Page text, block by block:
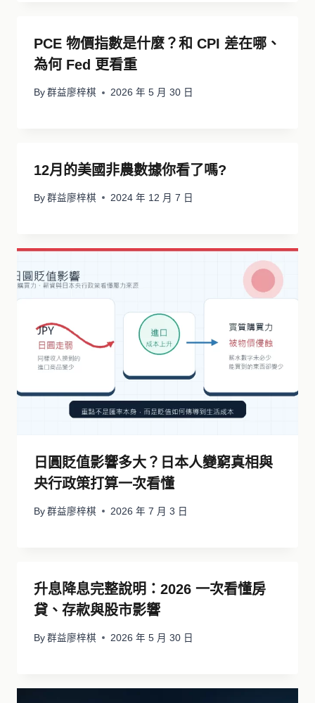
PCE 物價指數是什麼？和 CPI 差在哪、
為何 Fed 更看重
By 群益廖梓棋 2026 年 5 月 30 日
12月的美國非農數據你看了嗎?
By 群益廖梓棋 2024 年 12 月 7 日
日圓貶值影響多大？日本人變窮真相與
央行政策打算一次看懂
By 群益廖梓棋 2026 年 7 月 3 日
升息降息完整說明：2026 一次看懂房
貸、存款與股市影響
By 群益廖梓棋 2026 年 5 月 30 日